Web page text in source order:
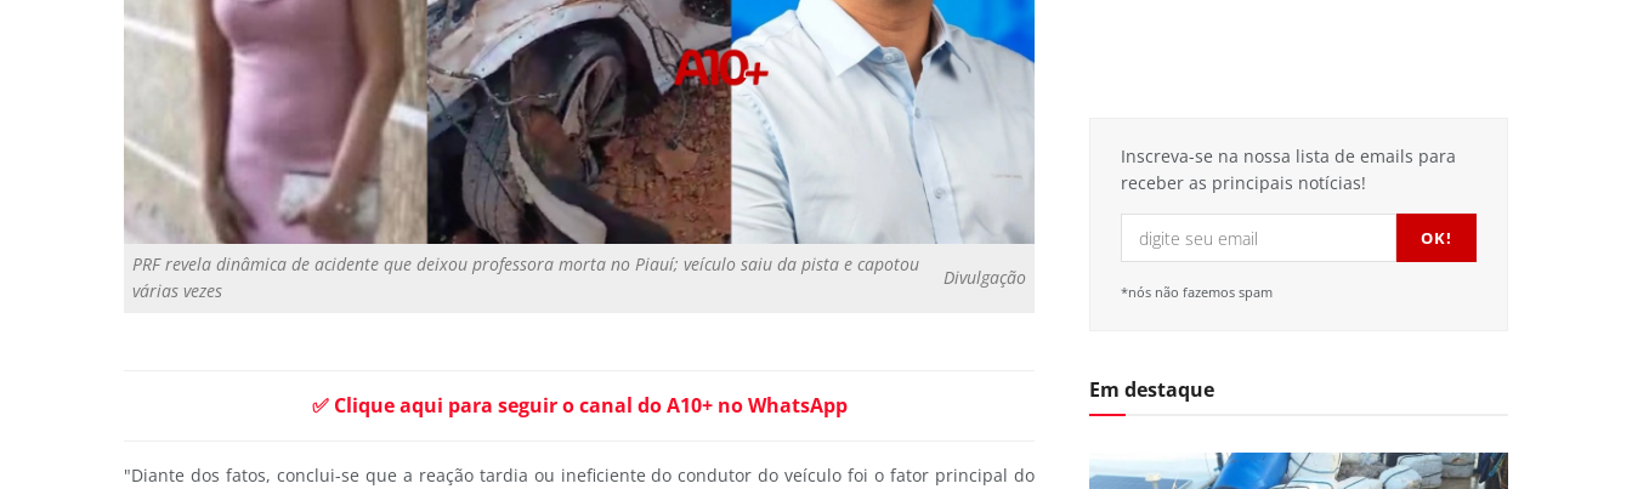
PRF revela dinâmica de acidente que deixou professora morta no Piauí; veículo saiu da pista e capotou
várias vezes
Divulgação
✅ Clique aqui para seguir o canal do A10+ no WhatsApp
"Diante dos fatos, conclui-se que a reação tardia ou ineficiente do condutor do veículo foi o fator principal do
Inscreva-se na nossa lista de emails para
receber as principais notícias!
*nós não fazemos spam
Em destaque